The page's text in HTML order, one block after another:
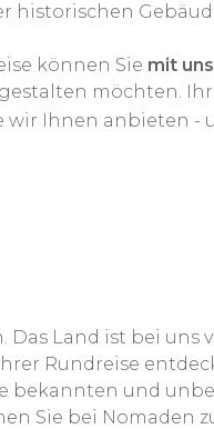
historischen
können Sie mit
möchten.
wir Ihnen anbieten -
Das Land ist bei uns
Rundreise
bekannten und
Sie bei Nomaden